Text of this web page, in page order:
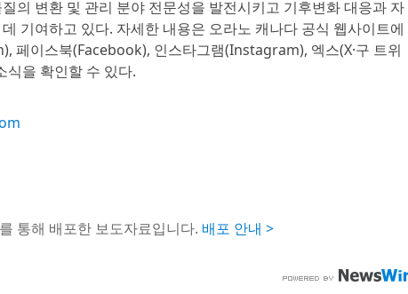
의 변환 및 관리 분야 전문성을 발전시키고 기후변화 대응과 자
기여하고 있다. 자세한 내용은 오라노 캐나다 공식 웹사이트에
페이스북(Facebook), 인스타그램(Instagram), 엑스(X·구 트위
을 확인할 수 있다.
통해 배포한 보도자료입니다. 배포 안내 >